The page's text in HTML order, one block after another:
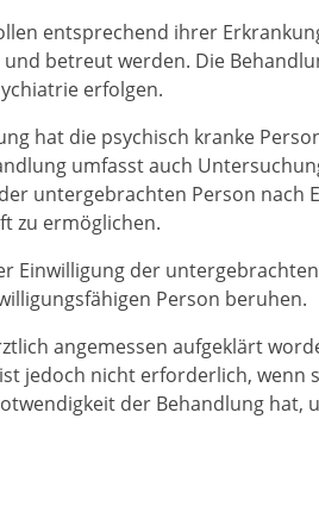
entsprechend ihrer
betreut werden. Die
erfolgen.
hat die psychisch kranke
umfasst auch
untergebrachten Person nach
zu ermöglichen.
Einwilligung der
Person beruhen.
angemessen aufgeklärt
jedoch nicht erforderlich, wenn
der Behandlung hat,